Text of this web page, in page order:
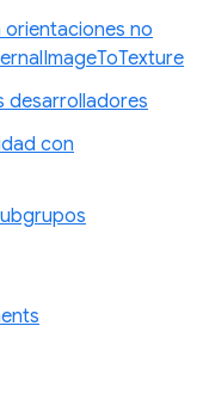
no
desarrolladores
con